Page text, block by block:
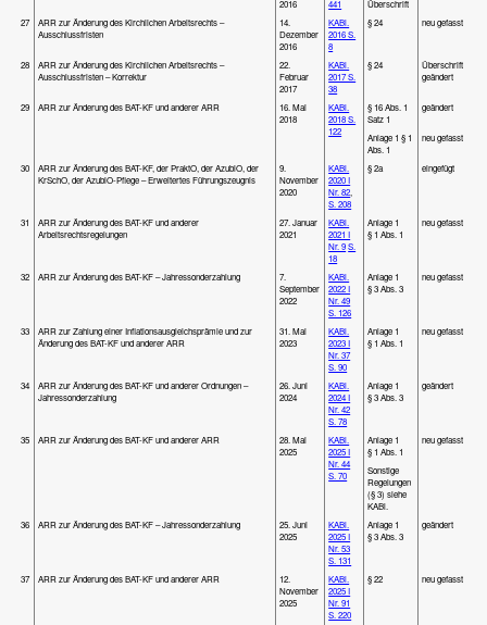
2016
441
Überschrift
27
ARR zur Änderung des Kirchlichen Arbeitsrechts –
Ausschlussfristen
14.
Dezember
2016
KABl.
2016 S.
8
§ 24 neu gefasst
28
ARR zur Änderung des Kirchlichen Arbeitsrechts –
Ausschlussfristen – Korrektur
22.
Februar
2017
KABl.
2017 S.
38
§ 24
Überschrift
geändert
29 ARR zur Änderung des BAT-KF und anderer ARR
16. Mai
2018
KABl.
2018 S.
122
§ 16 Abs. 1
Satz 1
geändert
Anlage 1 § 1
Abs. 1
neu gefasst
30
ARR zur Änderung des BAT-KF, der PraktO, der AzubiO, der
KrSchO, der AzubiO-Pflege – Erweitertes Führungszeugnis
9.
November
2020
KABl.
2020 I
Nr. 82
S. 208
§ 2a eingefügt
31
ARR zur Änderung des BAT-KF und anderer
Arbeitsrechtsregelungen
27. Januar
2021
KABl.
2021 I
Nr. 9S.
18
Anlage 1
§ 1 Abs. 1
neu gefasst
32 ARR zur Änderung des BAT-KF – Jahressonderzahlung
7.
September
2022
KABl.
2022 I
Nr. 49
S. 126
Anlage 1
§ 3 Abs. 3
neu gefasst
33
ARR zur Zahlung einer Inflationsausgleichsprämie und zur
Änderung des BAT-KF und anderer ARR
31. Mai
2023
KABl.
2023 I
Nr. 37
S. 90
Anlage 1
§ 1 Abs. 1
neu gefasst
34
ARR zur Änderung des BAT-KF und anderer Ordnungen –
Jahressonderzahlung
26. Juni
2024
KABl.
2024 I
Nr. 42
S. 78
Anlage 1
§ 3 Abs. 3
geändert
35 ARR zur Änderung des BAT-KF und anderer ARR
28. Mai
2025
KABl.
2025 I
Nr. 44
S. 70
Anlage 1
§ 1 Abs. 1
neu gefasst
Sonstige
Regelungen
(§ 3) siehe
KABl.
36
ARR zur Änderung des BAT-KF – Jahressonderzahlung
25. Juni
2025
KABl.
2025 I
Nr. 53
S. 131
Anlage 1
§ 3 Abs. 3
geändert
37 ARR zur Änderung des BAT-KF und anderer ARR
12.
November
2025
KABl.
2025 I
Nr. 91
S. 220
§ 22 neu gefasst